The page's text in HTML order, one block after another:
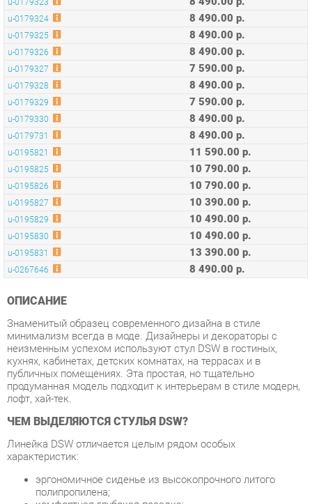
u-0179326 8 490.00 р.
u-0179327 7 590.00 р.
u-0179328 8 490.00 р.
u-0179329 7 590.00 р.
u-0179330 8 490.00 р.
u-0179731 8 490.00 р.
u-0195821 11 590.00 р.
u-0195825 10 790.00 р.
u-0195826 10 790.00 р.
u-0195827 10 390.00 р.
u-0195829 10 490.00 р.
u-0195830 10 490.00 р.
u-0195831 13 390.00 р.
u-0267646 8 490.00 р.
ОПИСАНИЕ
Знаменитый образец современного дизайна в стиле
минимализм всегда в моде. Дизайнеры и декораторы с
кухнях, кабинетах, детских комнатах, на террасах и в
публичных помещениях. Эта простая, но тщательно
продуманная модель подходит к интерьерам в стиле модерн,
лофт, хай-тек.
ЧЕМ ВЫДЕЛЯЮТСЯ СТУЛЬЯ DSW?
Линейка DSW отличается целым рядом особых
характеристик:
эргономичное сиденье из высокопрочного литого
полипропилена;
комфортная глубокая посадка;
поддерживающая спинка, повторяющая контуры тела;
легкий и прочный каркас из металла в сочетании с
натуральным массивом бука;
устойчивость опорного блока и надежность,